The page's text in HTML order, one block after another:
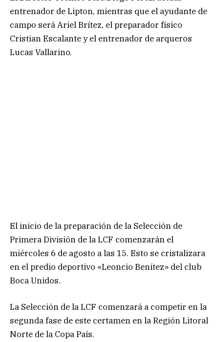
entrenador de Lipton, mientras que el ayudante de
campo será Ariel Brítez, el preparador físico
Cristian Escalante y el entrenador de arqueros
Lucas Vallarino.
El inicio de la preparación de la Selección de
Primera División de la LCF comenzarán el
miércoles 6 de agosto a las 15. Esto se cristalizara
en el predio deportivo «Leoncio Benítez» del club
Boca Unidos.
La Selección de la LCF comenzará a competir en la
segunda fase de este certamen en la Región Litoral
Norte de la Copa País.